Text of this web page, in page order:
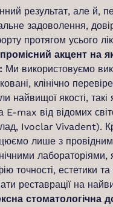
результат, але й,
задоволення,
протягом усього
акцент на
Ми використовуємо
клінічно
найвищої якості, такі
E-max від відомих
Ivoclar Vivadent).
лише з
лабораторіями,
точності, естетики та
реставрації на
стоматологічна